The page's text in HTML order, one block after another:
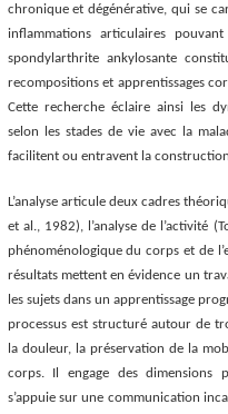
chronique et dégénérative, qui se
inflammations articulaires
spondylarthrite ankylosante
recompositions et apprentissages
Cette recherche éclaire ainsi les
selon les stades de vie avec la
facilitent ou entravent la
L’analyse articule deux cadres
et al., 1982), l’analyse de l’activité
phénoménologique du corps et de
résultats mettent en évidence un
les sujets dans un apprentissage
processus est structuré autour de
la douleur, la préservation de la
corps. Il engage des dimensions
s’appuie sur une communication